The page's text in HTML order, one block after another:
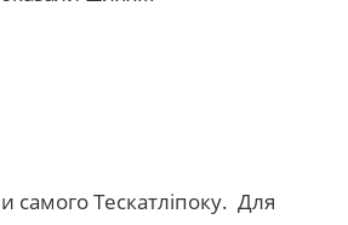
самого Тескатліпоку. Для